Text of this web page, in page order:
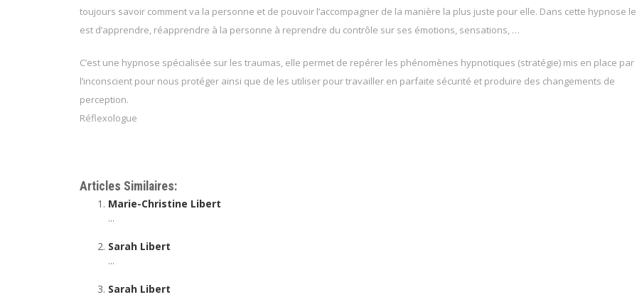
toujours savoir comment va la personne et de pouvoir l’accompagner de la manière la plus juste pour elle. Dans cette hypnose
est d’apprendre, réapprendre à la personne à reprendre du contrôle sur ses émotions, sensations, …
C’est une hypnose spécialisée sur les traumas, elle permet de repérer les phénomènes hypnotiques (stratégie) mis en place par
l’inconscient pour nous protéger ainsi que de les utiliser pour travailler en parfaite sécurité et produire des changements de
perception.
Réflexologue
Articles Similaires:
Marie-Christine Libert
...
Sarah Libert
...
Sarah Libert